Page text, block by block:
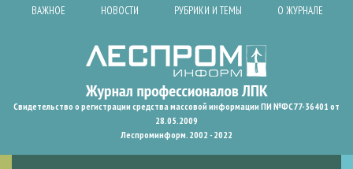
ВАЖНОЕ НОВОСТИ РУБРИКИ И ТЕМЫ О ЖУРНАЛЕ
Свидетельство о регистрации средства массовой информации ПИ №ФС77-36401 от
28.05.2009
Леспроминформ. 2002 - 2022